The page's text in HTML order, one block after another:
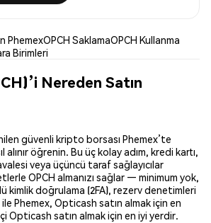
PhemexOPCH SaklamaOPCH Kullanma
Birimleri
Nereden Satın
güvenli kripto borsası Phemex’te
alınır öğrenin. Bu üç kolay adım, kredi kartı,
veya üçüncü taraf sağlayıcılar
OPCH almanızı sağlar — minimum yok,
kimlik doğrulama (2FA), rezerv denetimleri
ile Phemex, Opticash satın almak için en
Opticash satın almak için en iyi yerdir.